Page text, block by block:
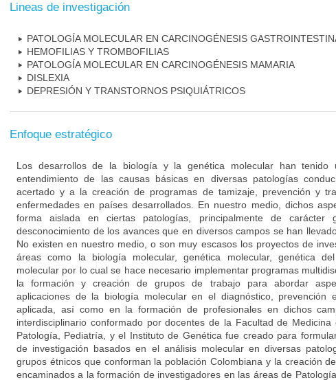
Lineas de investigación
PATOLOGÍA MOLECULAR EN CARCINOGÉNESIS
HEMOFILIAS Y TROMBOFILIAS
PATOLOGÍA MOLECULAR EN CARCINOGÉNESIS MAMARIA
DISLEXIA
DEPRESIÓN Y TRANSTORNOS PSIQUIÁTRICOS
Enfoque estratégico
Los desarrollos de la biología y la genética molecular han
entendimiento de las causas básicas en diversas patologías
acertado y a la creación de programas de tamizaje, prevención y
enfermedades en países desarrollados. En nuestro medio, dichos
forma aislada en ciertas patologías, principalmente de carácter
desconocimiento de los avances que en diversos campos se han
No existen en nuestro medio, o son muy escasos los proyectos de
áreas como la biología molecular, genética molecular, genética
molecular por lo cual se hace necesario implementar programas
la formación y creación de grupos de trabajo para abordar
aplicaciones de la biología molecular en el diagnóstico, prevención
aplicada, así como en la formación de profesionales en dichos
interdisciplinario conformado por docentes de la Facultad de
Patología, Pediatría, y el Instituto de Genética fue creado para
de investigación basados en el análisis molecular en diversas
grupos étnicos que conforman la población Colombiana y la creación
encaminados a la formación de investigadores en las áreas de